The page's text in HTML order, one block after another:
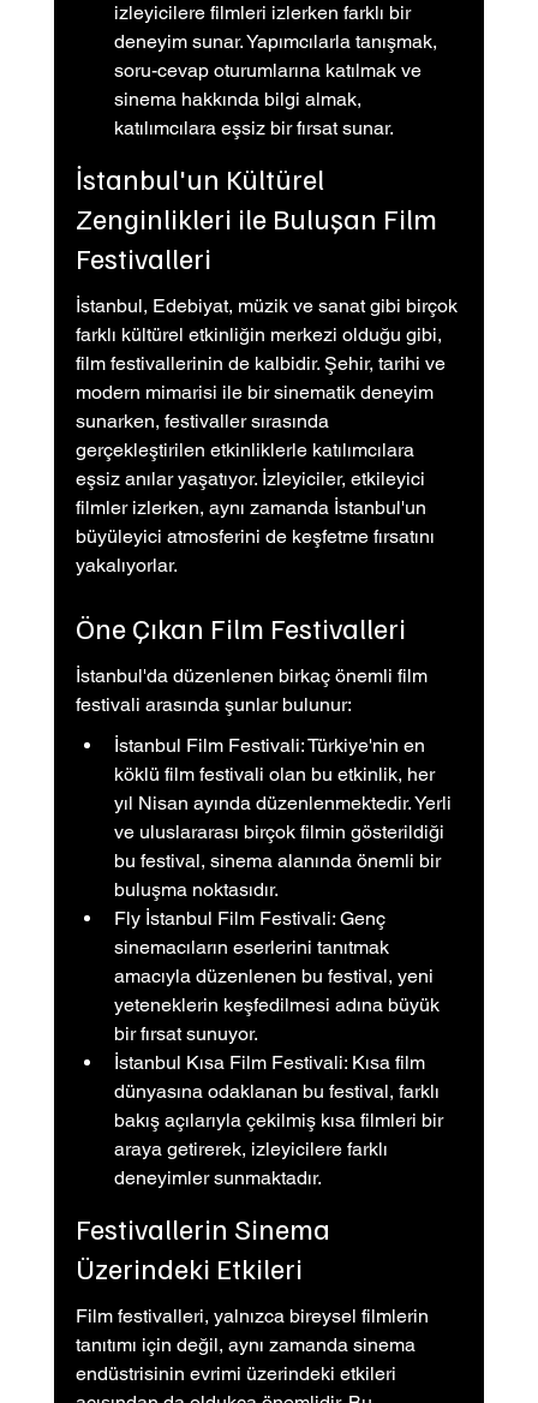
izleyicilere filmleri izlerken farklı bir
deneyim sunar. Yapımcılarla tanışmak,
soru-cevap oturumlarına katılmak ve
sinema hakkında bilgi almak,
katılımcılara eşsiz bir fırsat sunar.
İstanbul'un Kültürel
Zenginlikleri ile Buluşan Film
Festivalleri
İstanbul, Edebiyat, müzik ve sanat gibi birçok
farklı kültürel etkinliğin merkezi olduğu gibi,
film festivallerinin de kalbidir. Şehir, tarihi ve
modern mimarisi ile bir sinematik deneyim
sunarken, festivaller sırasında
gerçekleştirilen etkinliklerle katılımcılara
eşsiz anılar yaşatıyor. İzleyiciler, etkileyici
filmler izlerken, aynı zamanda İstanbul'un
büyüleyici atmosferini de keşfetme fırsatını
yakalıyorlar.
Öne Çıkan Film Festivalleri
İstanbul'da düzenlenen birkaç önemli film
festivali arasında şunlar bulunur:
İstanbul Film Festivali: Türkiye'nin en
köklü film festivali olan bu etkinlik, her
yıl Nisan ayında düzenlenmektedir. Yerli
ve uluslararası birçok filmin gösterildiği
bu festival, sinema alanında önemli bir
buluşma noktasıdır.
Fly İstanbul Film Festivali: Genç
sinemacıların eserlerini tanıtmak
amacıyla düzenlenen bu festival, yeni
yeteneklerin keşfedilmesi adına büyük
bir fırsat sunuyor.
İstanbul Kısa Film Festivali: Kısa film
dünyasına odaklanan bu festival, farklı
bakış açılarıyla çekilmiş kısa filmleri bir
araya getirerek, izleyicilere farklı
deneyimler sunmaktadır.
Festivallerin Sinema
Üzerindeki Etkileri
Film festivalleri, yalnızca bireysel filmlerin
tanıtımı için değil, aynı zamanda sinema
endüstrisinin evrimi üzerindeki etkileri